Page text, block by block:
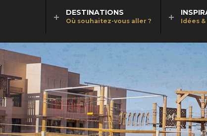
DESTINATIONS
Où souhaitez-vous aller ? Idées